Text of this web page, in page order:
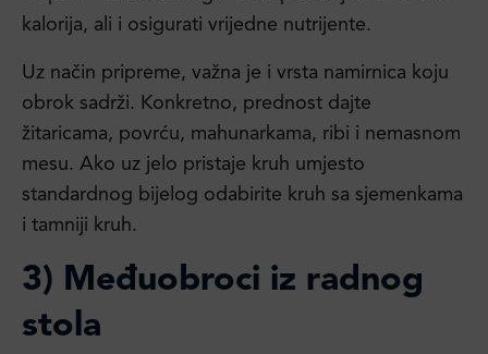
kalorija, ali i osigurati vrijedne nutrijente.
Uz način pripreme, važna je i vrsta namirnica koju
obrok sadrži. Konkretno, prednost dajte
žitaricama, povrću, mahunarkama, ribi i nemasnom
mesu. Ako uz jelo pristaje kruh umjesto
standardnog bijelog odabirite kruh sa sjemenkama
i tamniji kruh.
3) Međuobroci iz radnog
stola